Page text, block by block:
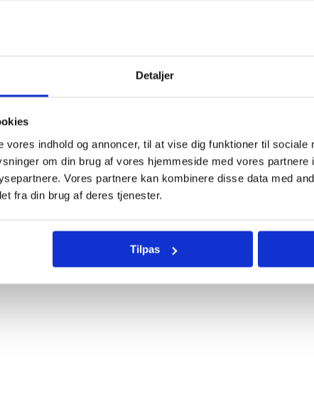
Detaljer
vores indhold og annoncer, til at vise dig funktioner til sociale
om din brug af vores hjemmeside med vores partnere
Vores partnere kan kombinere disse data med
fra din brug af deres tjenester.
Tilpas